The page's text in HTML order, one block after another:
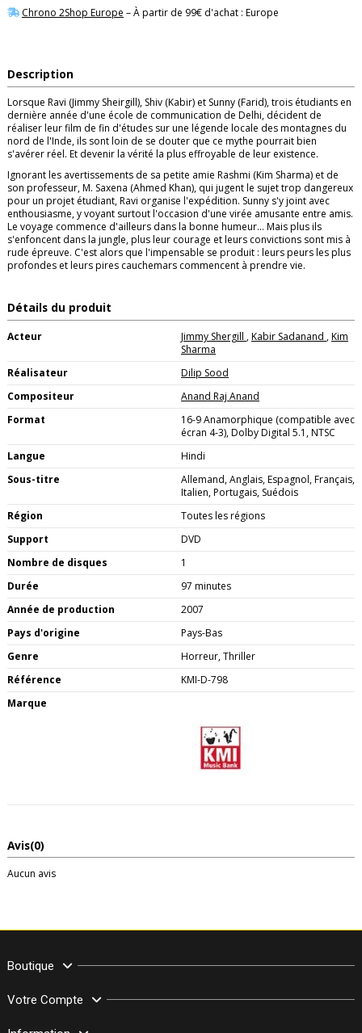
Chrono 2Shop Europe – À partir de 99€ d'achat : Europe
Description
Lorsque Ravi (Jimmy Sheirgill), Shiv (Kabir) et Sunny (Farid), trois étudiants en
dernière année d'une école de communication de Delhi, décident de
réaliser leur film de fin d'études sur une légende locale des montagnes du
nord de l'Inde, ils sont loin de se douter que ce mythe pourrait bien
s'avérer réel. Et devenir la vérité la plus effroyable de leur existence.
Ignorant les avertissements de sa petite amie Rashmi (Kim Sharma) et de
son professeur, M. Saxena (Ahmed Khan), qui jugent le sujet trop dangereux
pour un projet étudiant, Ravi organise l'expédition. Sunny s'y joint avec
enthousiasme, y voyant surtout l'occasion d'une virée amusante entre amis.
Le voyage commence d'ailleurs dans la bonne humeur... Mais plus ils
s'enfoncent dans la jungle, plus leur courage et leurs convictions sont mis à
rude épreuve. C'est alors que l'impensable se produit : leurs peurs les plus
profondes et leurs pires cauchemars commencent à prendre vie.
Détails du produit
Acteur Jimmy Shergill ,Kabir Sadanand ,Kim
Sharma
Réalisateur
Dilip Sood
Compositeur
Anand Raj Anand
Format
16-9 Anamorphique (compatible avec
écran 4-3), Dolby Digital 5.1, NTSC
Langue
Hindi
Sous-titre
Allemand, Anglais, Espagnol, Français,
Italien, Portugais, Suédois
Région
Toutes les régions
Support
DVD
Nombre de disques
1
Durée
97 minutes
Année de production
2007
Pays d'origine
Pays-Bas
Genre
Horreur, Thriller
Référence
KMI-D-798
Marque
Avis(0)
Aucun avis
Boutique
Votre Compte